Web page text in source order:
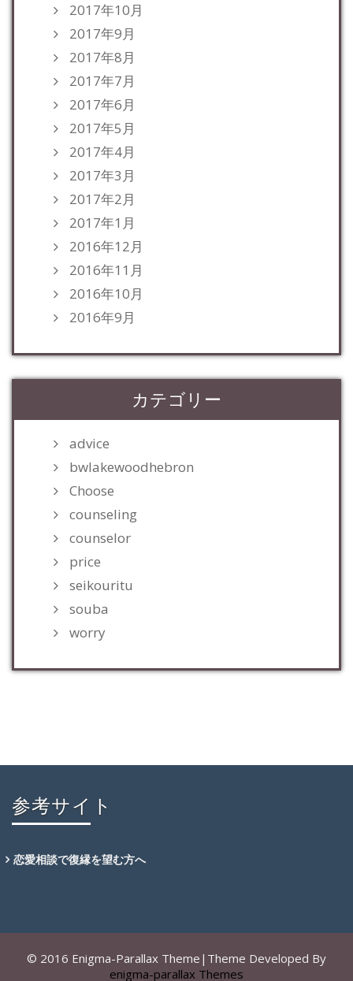
2017年10月
2017年9月
2017年8月
2017年7月
2017年6月
2017年5月
2017年4月
2017年3月
2017年2月
2017年1月
2016年12月
2016年11月
2016年10月
2016年9月
カテゴリー
advice
bwlakewoodhebron
Choose
counseling
counselor
price
seikouritu
souba
worry
参考サイト
恋愛相談で復縁を望む方へ
© 2016 Enigma-Parallax Theme|Theme Developed By
enigma-parallax Themes